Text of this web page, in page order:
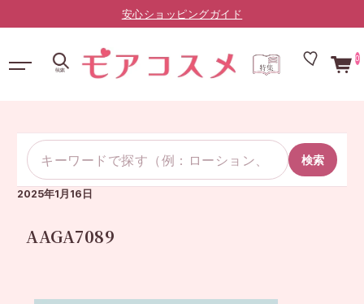
0
検索
2025年1月16日
AAGA7089
安心ショッピングガイド